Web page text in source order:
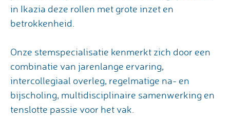
in Ikazia deze rollen met grote inzet en
betrokkenheid.
Onze stemspecialisatie kenmerkt zich door een
combinatie van jarenlange ervaring,
intercollegiaal overleg, regelmatige na- en
bijscholing, multidisciplinaire samenwerking en
tenslotte passie voor het vak.